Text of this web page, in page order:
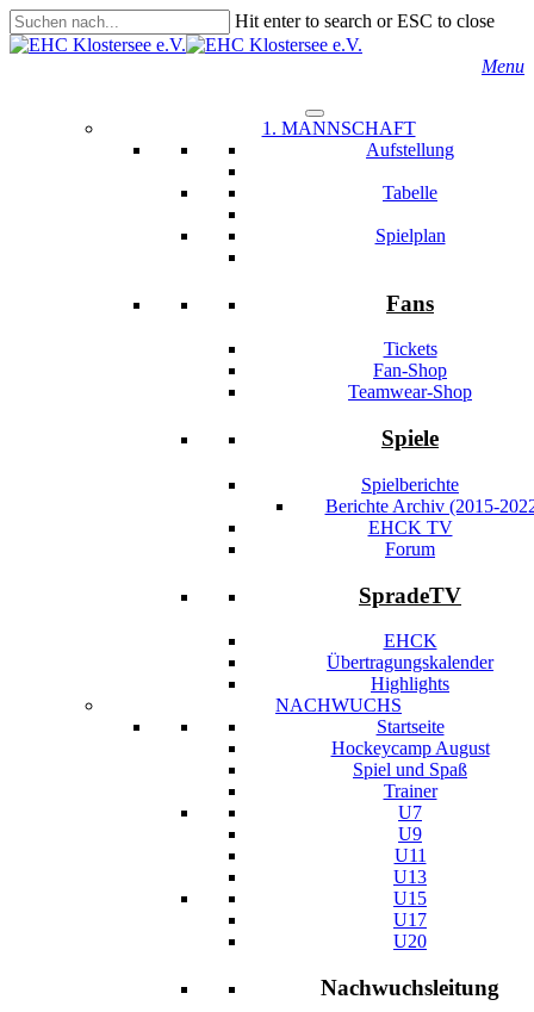
Skip
to
Hit enter to search or ESC to close
Close
Menu
1. MANNSCHAFT
Aufstellung
Tabelle
Spielplan
Fans
Tickets
Fan-Shop
Teamwear-Shop
Spiele
Spielberichte
Berichte Archiv (2015-
EHCK TV
Forum
SpradeTV
EHCK
Übertragungskalender
Highlights
NACHWUCHS
Startseite
Hockeycamp August
Spiel und Spaß
Trainer
U7
U9
U11
U13
U15
U17
U20
Nachwuchsleitung